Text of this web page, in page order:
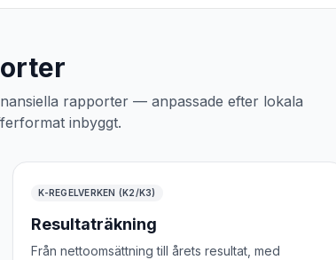
rapporter — anpassade efter lokala
inbyggt.
K-REGELVERKEN (K2/K3)
Resultaträkning
Från nettoomsättning till årets resultat, med